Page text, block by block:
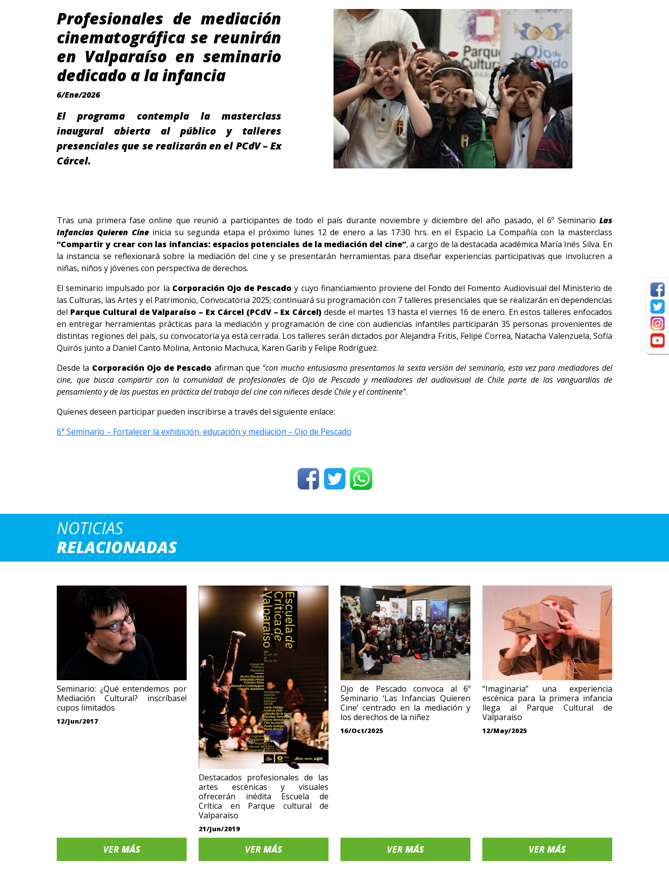
Profesionales de mediación
cinematográfica se reunirán
en Valparaíso en seminario
dedicado a la infancia
6/Ene/2026
El programa contempla la masterclass
inaugural abierta al público y talleres
presenciales que se realizarán en el PCdV – Ex
Cárcel.
Tras una primera fase online que reunió a participantes de todo el país durante noviembre y diciembre del año pasado, el 6º Seminario Las
Infancias Quieren Cineinicia su segunda etapa el próximo lunes 12 de enero a las 17:30 hrs. en el Espacio La Compañía con la masterclass
“Compartir y crear con las infancias: espacios potenciales de la mediación del cine”, a cargo de la destacada académica María Inés Silva. En
la instancia se reflexionará sobre la mediación del cine y se presentarán herramientas para diseñar experiencias participativas que involucren a
niñas, niños y jóvenes con perspectiva de derechos.
El seminario impulsado por la Corporación Ojo de Pescadoy cuyo financiamiento proviene del Fondo del Fomento Audiovisual del Ministerio de
las Culturas, las Artes y el Patrimonio, Convocatoria 2025; continuará su programación con 7 talleres presenciales que se realizarán en dependencias
del Parque Cultural de Valparaíso – Ex Cárcel (PCdV – Ex Cárcel)desde el martes 13 hasta el viernes 16 de enero. En estos talleres enfocados
en entregar herramientas prácticas para la mediación y programación de cine con audiencias infantiles participarán 35 personas provenientes de
distintas regiones del país, su convocatoria ya está cerrada. Los talleres serán dictados por Alejandra Fritis, Felipe Correa, Natacha Valenzuela, Sofía
Quirós junto a Daniel Canto Molina, Antonio Machuca, Karen Garib y Felipe Rodríguez.
Desde la Corporación Ojo de Pescado afirman que “con mucho entusiasmo presentamos la sexta versión del seminario, esta vez para mediadores del
cine, que busca compartir con la comunidad de profesionales de Ojo de Pescado y mediadores del audiovisual de Chile parte de las vanguardias de
pensamiento y de las puestas en práctica del trabajo del cine con niñeces desde Chile y el continente”.
Quienes deseen participar pueden inscribirse a través del siguiente enlace:
6° Seminario – Fortalecer la exhibición, educación y mediación – Ojo de Pescado
NOTICIAS
RELACIONADAS
Seminario: ¿Qué entendemos por
Mediación Cultural? inscríbase!
cupos limitados
12/Jun/2017
VER MÁS
Destacados profesionales de las
artes escénicas y visuales
ofrecerán inédita Escuela de
Crítica en Parque cultural de
Valparaíso
21/Jun/2019
VER MÁS
Ojo de Pescado convoca al 6º
Seminario ‘Las Infancias Quieren
Cine’ centrado en la mediación y
los derechos de la niñez
16/Oct/2025
VER MÁS
“Imaginaria” una experiencia
escénica para la primera infancia
llega al Parque Cultural de
Valparaíso
12/May/2025
VER MÁS